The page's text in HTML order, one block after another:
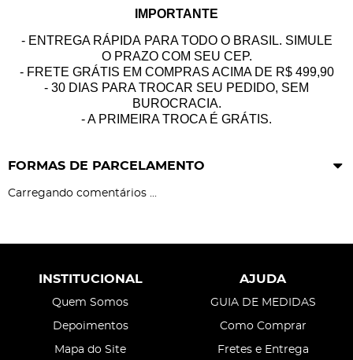
IMPORTANTE
- ENTREGA RÁPIDA PARA TODO O BRASIL. SIMULE
O PRAZO COM SEU CEP.
- FRETE GRÁTIS EM COMPRAS ACIMA DE R$ 499,90
- 30 DIAS PARA TROCAR SEU PEDIDO, SEM
BUROCRACIA.
- A PRIMEIRA TROCA É GRÁTIS.
FORMAS DE PARCELAMENTO
Carregando comentários ...
INSTITUCIONAL
Quem Somos
Depoimentos
Mapa do Site
AJUDA
GUIA DE MEDIDAS
Como Comprar
Fretes e Entrega